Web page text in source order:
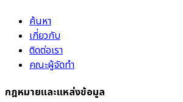
ค้นหา
เกี่ยวกับ
ติดต่อเรา
คณะผู้จัดทำ
กฎหมายและแหล่งข้อมูล